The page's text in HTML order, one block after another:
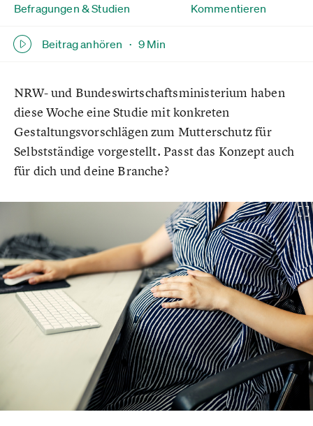
Befragungen & Studien
Beitrag anhören · 9 Min
Kommentieren
NRW- und Bundeswirtschaftsministerium haben
diese Woche eine Studie mit konkreten
Gestaltungsvorschlägen zum Mutterschutz für
Selbstständige vorgestellt. Passt das Konzept auch
für dich und deine Branche?